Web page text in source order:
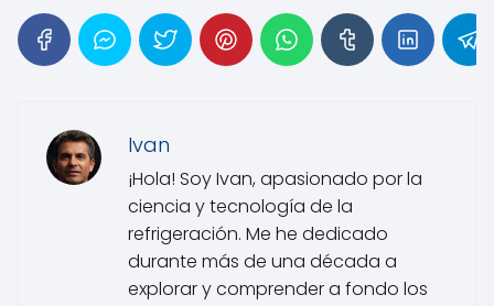
Ivan
¡Hola! Soy Ivan, apasionado por la
ciencia y tecnología de la
refrigeración. Me he dedicado
durante más de una década a
explorar y comprender a fondo los